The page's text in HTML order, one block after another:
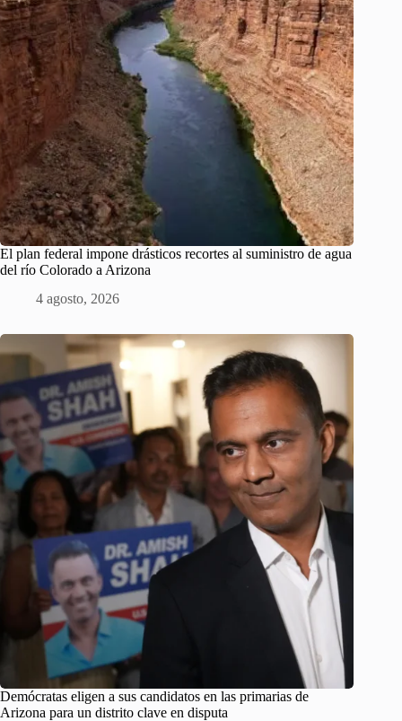
El plan federal impone drásticos recortes al suministro de agua
del río Colorado a Arizona
4 agosto, 2026
Demócratas eligen a sus candidatos en las primarias de
Arizona para un distrito clave en disputa